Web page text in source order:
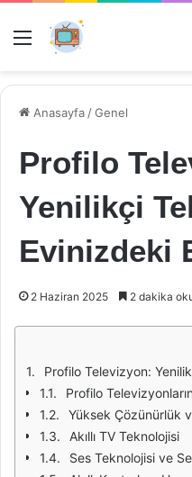
Menü
Anasayfa /Genel
Profilo
Yenilikçi
Evinizdeki
2 Haziran 2025 2 dakika
Profilo Televizyon:
Profilo
Yüksek Çözünürlük
Akıllı TV Teknolojisi
Ses Teknolojisi ve